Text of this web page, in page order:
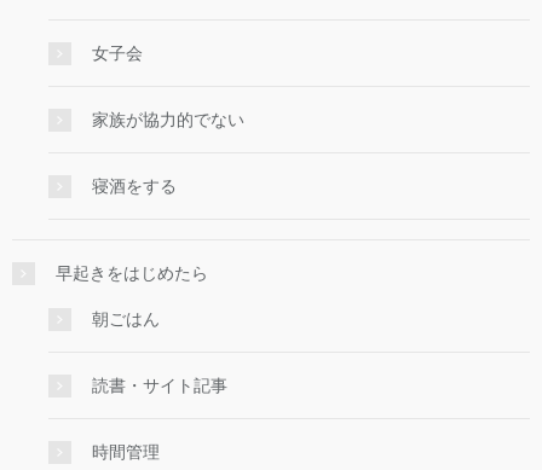
女子会
家族が協力的でない
寝酒をする
早起きをはじめたら
朝ごはん
読書・サイト記事
時間管理